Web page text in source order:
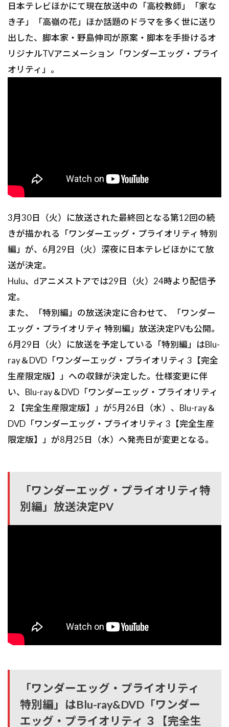
日本テレビほかにて現在放送中の「高校教師」「家な
き子」「高嶺の花」ほか話題のドラマを多く世に送り
出した、脚本家・野島伸司が原案・脚本を手掛けるオ
リジナルTVアニメーション「ワンダーエッグ・プライ
オリティ」。
3月30日（火）に放送された最終回となる第12回の続
きが描かれる「ワンダーエッグ・プライオリティ 特別
編」が、6月29日（火）深夜に日本テレビほかにて放
送が決定。
Hulu、dアニメストアでは29日（火）24時より配信予
定。
また、「特別編」の放送決定に合わせて、「ワンダー
エッグ・プライオリティ 特別編」放送決定PVも公開。
6月29日（火）に放送を予定している「特別編」はBlu-
ray＆DVD「ワンダーエッグ・プライオリティ 3【完全
生産限定版】」への収録が決定した。仕様変更に伴
い、Blu-ray＆DVD「ワンダーエッグ・プライオリティ
２【完全生産限定版】」が5月26日（水）、Blu-ray＆
DVD「ワンダーエッグ・プライオリティ 3【完全生産
限定版】」が8月25日（水）へ発売日が変更となる。
「ワンダーエッグ・プライオリティ特
別編」放送決定PV
「ワンダーエッグ・プライオリティ
特別編」はBlu-ray&DVD「ワンダー
エッグ・プライオリティ ３【完全生